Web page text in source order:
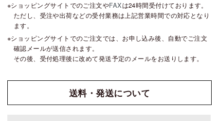
ショッピングサイトでのご注文やFAXは24時間受付けております。
ただし、受注や出荷などの受付業務は上記営業時間での対応となり
ます。
ショッピングサイトでのご注文では、お申し込み後、自動でご注文
確認メールが送信されます。
その後、受付処理後に改めて発送予定のメールをお送りします。
送料・発送について